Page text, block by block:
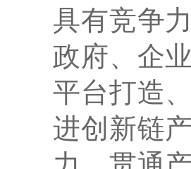
具有竞争
政府、企
平台打造
进创新链